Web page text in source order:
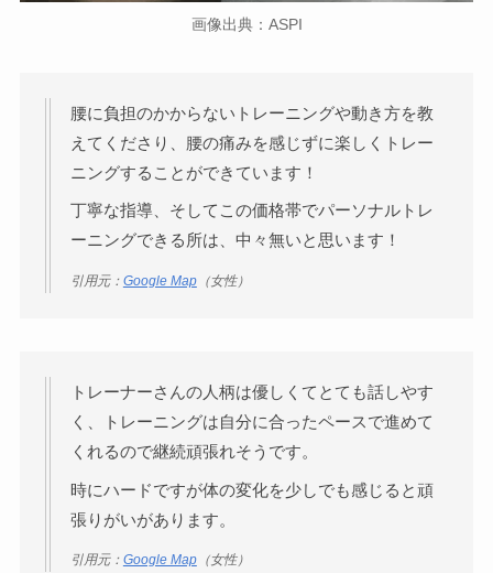
画像出典：ASPI
腰に負担のかからないトレーニングや動き方を教
えてくださり、腰の痛みを感じずに楽しくトレー
ニングすることができています！
丁寧な指導、そしてこの価格帯でパーソナルトレ
ーニングできる所は、中々無いと思います！
引用元： Google Map（女性）
トレーナーさんの人柄は優しくてとても話しやす
く、トレーニングは自分に合ったペースで進めて
くれるので継続頑張れそうです。
時にハードですが体の変化を少しでも感じると頑
張りがいがあります。
引用元： Google Map（女性）